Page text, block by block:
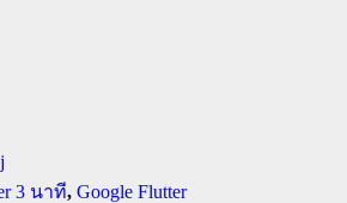
3 นาที, Google Flutter